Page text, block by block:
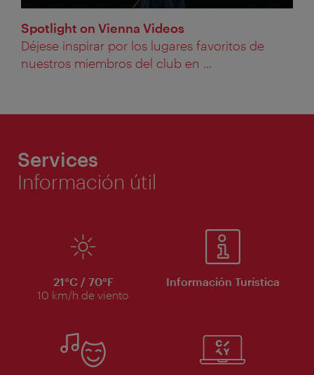
Spotlight on Vienna Videos
Déjese inspirar por los lugares favoritos de
nuestros miembros del club en ...
Services
Información útil
21°C / 70°F
10 km/h de viento
Información Turística